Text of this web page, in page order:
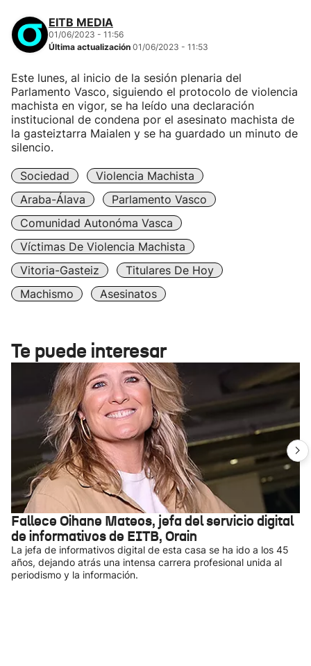
EITB MEDIA
01/06/2023 - 11:56
Última actualización 01/06/2023 - 11:53
Este lunes, al inicio de la sesión plenaria del
Parlamento Vasco, siguiendo el protocolo de violencia
machista en vigor, se ha leído una declaración
institucional de condena por el asesinato machista de
la gasteiztarra Maialen y se ha guardado un minuto de
silencio.
Sociedad
Violencia Machista
Araba-Álava
Parlamento Vasco
Comunidad Autonóma Vasca
Víctimas De Violencia Machista
Vitoria-Gasteiz
Titulares De Hoy
Machismo
Asesinatos
Te puede interesar
Fallece Oihane Mateos, jefa del servicio digital
de informativos de EITB, Orain
La jefa de informativos digital de esta casa se ha ido a los 45
años, dejando atrás una intensa carrera profesional unida al
periodismo y la información.